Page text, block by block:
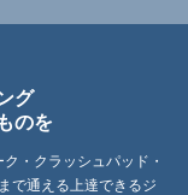
グ
のを
・クラッシュパッド・
で通える上達できるジ